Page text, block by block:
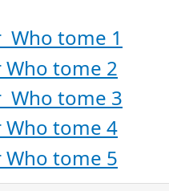
Who tome 1
Who tome 2
Who tome 3
Who tome 4
tome 5